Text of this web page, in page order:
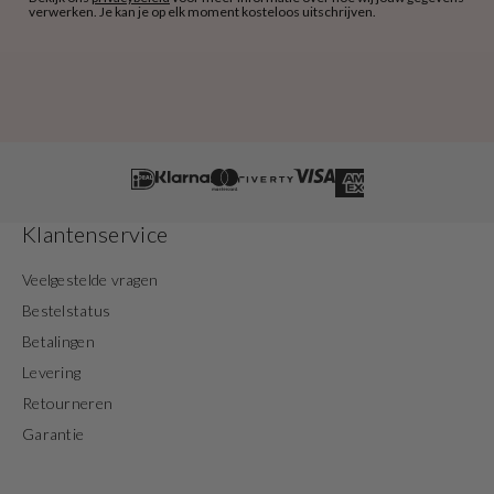
verwerken. Je kan je op elk moment kosteloos uitschrijven.
Klantenservice
Veelgestelde vragen
Bestelstatus
Betalingen
Levering
Retourneren
Garantie